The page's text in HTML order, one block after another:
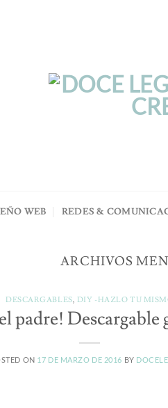
WEB REDES &
ARCHIVOS
DESCARGABLES, DIY -HAZLO TU
padre!
ON 17 DE MARZO DE 2016 BY